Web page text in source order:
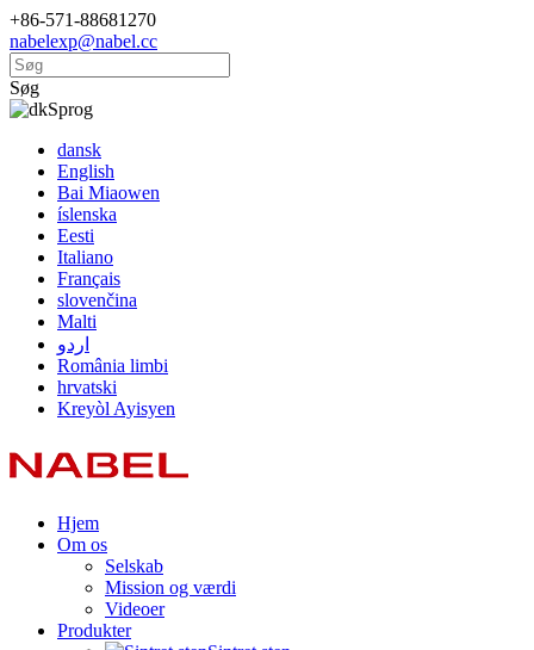
+86-571-88681270
nabelexp@nabel.cc
Søg
Sprog
dansk
English
Bai Miaowen
íslenska
Eesti
Italiano
Français
slovenčina
Malti
اردو
România limbi
hrvatski
Kreyòl Ayisyen
Hjem
Om os
Selskab
Mission og værdi
Videoer
Produkter